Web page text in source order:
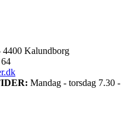
4400 Kalundborg
Mandag - torsdag 7.30 -